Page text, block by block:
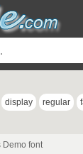
display regular
Demo font